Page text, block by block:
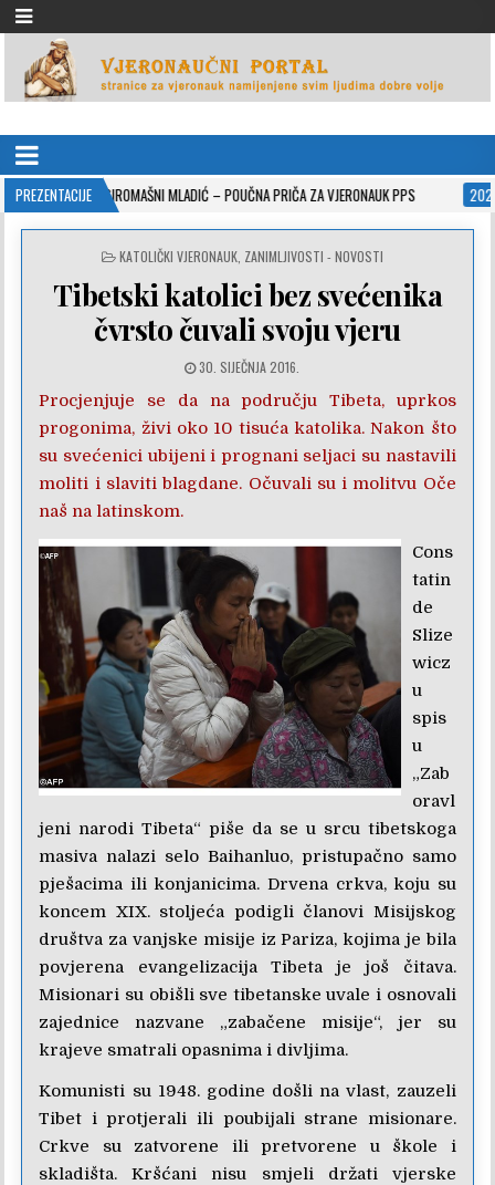
VJERONAUČNI PORTAL
PREZENTACIJE
MLADIĆ – POUČNA PRIČA ZA VJERONAUK PPS 2021-05-02
POSTED
KATOLIČKI VJERONAUK, ZANIMLJIVOSTI - NOVOSTI
Tibetski katolici bez svećenika
čvrsto čuvali svoju vjeru
30. SIJEČNJA 2016.
Procjenjuje se da na području Tibeta, uprkos
progonima, živi oko 10 tisuća katolika. Nakon što
su svećenici ubijeni i prognani seljaci su nastavili
moliti i slaviti blagdane. Očuvali su i molitvu Oče
naš na latinskom.
Cons
tatin
de
Slize
wicz
u
spis
u
„Zab
oravl
jeni narodi Tibeta“ piše da se u srcu tibetskoga
masiva nalazi selo Baihanluo, pristupačno samo
pješacima ili konjanicima. Drvena crkva, koju su
koncem XIX. stoljeća podigli članovi Misijskog
društva za vanjske misije iz Pariza, kojima je bila
povjerena evangelizacija Tibeta je još čitava.
Misionari su obišli sve tibetanske uvale i osnovali
zajednice nazvane „zabačene misije“, jer su
krajeve smatrali opasnima i divljima.
Komunisti su 1948. godine došli na vlast, zauzeli
Tibet i protjerali ili poubijali strane misionare.
Crkve su zatvorene ili pretvorene u škole i
skladišta. Kršćani nisu smjeli držati vjerske